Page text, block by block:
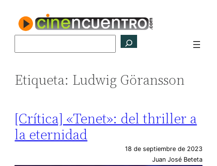
contenido
Etiqueta: Ludwig Göransson
[Crítica] «Tenet»: del thriller a
la eternidad
18 de septiembre de 2023
Juan José Beteta